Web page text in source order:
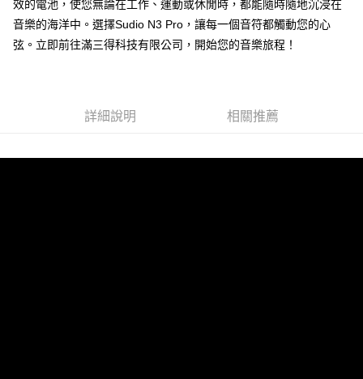
效的電池，使您無論在工作、運動或休閒時，都能隨時隨地沉浸在
音樂的海洋中。選擇Sudio N3 Pro，讓每一個音符都觸動您的心
弦。立即前往滿三得科技有限公司，開始您的音樂旅程！
詳細說明 相關推薦